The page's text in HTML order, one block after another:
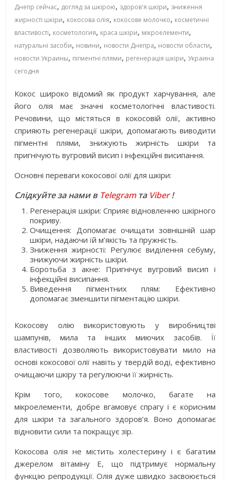
Днепр сейчас, догляд за шкірою, здоров'я шкіри, зниження
жирності шкіри, кокосова олія, кокосове молочко, косметичні
властивості, косметология, краса шкіри, мікроелементи,
натуральні засоби, новини, новости Днепра, новости области,
новости Украины, пігментні плями, регенерація шкіри, Украина
сегодня
Кокос широко відомий як продукт харчування, але
його олія має значні косметологічні властивості.
Речовини, що містяться в кокосовій олії, активно
сприяють регенерації шкіри, допомагають виводити
пігментні плями, знижують жирність шкіри та
пригнічують вугровий висип і інфекційні висипання.
Основні переваги кокосової олії для шкіри:
Слідкуйте за нами в Telegramта Viber!
Регенерація шкіри: Сприяє відновленню шкірного
покриву.
Очищення: Допомагає очищати зовнішній шар
шкіри, надаючи їй м’якість та пружність.
Зниження жирності: Регулює виділення себуму,
знижуючи жирність шкіри.
Боротьба з акне: Пригнічує вугровий висип і
інфекційні висипання.
Виведення пігментних плям: Ефективно
допомагає зменшити пігментацію шкіри.
Кокосову олію використовують у виробництві
шампунів, мила та інших миючих засобів. Її
властивості дозволяють використовувати мило на
основі кокосової олії навіть у твердій воді, ефективно
очищаючи шкіру та регулюючи її жирність.
Крім того, кокосове молочко, багате на
мікроелементи, добре вгамовує спрагу і є корисним
для шкіри та загального здоров’я. Воно допомагає
відновити сили та покращує зір.
Кокосова олія не містить холестерину і є багатим
джерелом вітаміну Е, що підтримує нормальну
функцію репродукції. Олія дуже швидко засвоюється